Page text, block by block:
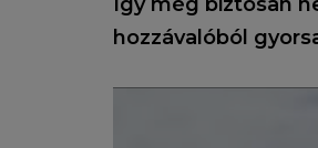
hozzávalóból